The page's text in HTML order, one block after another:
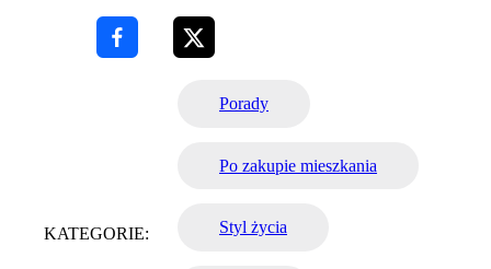
KATEGORIE:
Porady
Po zakupie mieszkania
Styl życia